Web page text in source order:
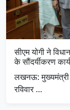
सीएम योगी ने
के सौंदर्यीकरण
लखनऊ: मुख्यमंत्री
रविवार …